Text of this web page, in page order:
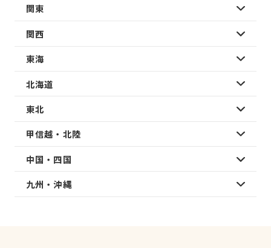
関東
関西
東海
北海道
東北
甲信越・北陸
中国・四国
九州・沖縄